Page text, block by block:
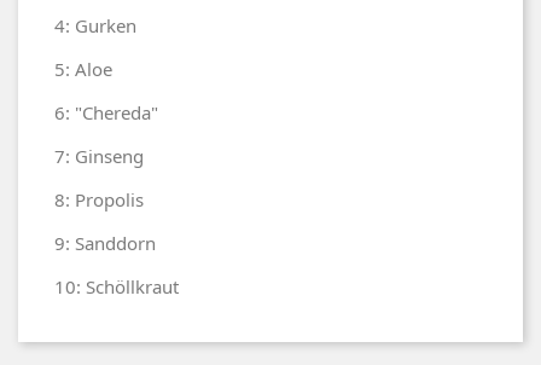
4: Gurken
5: Aloe
6: "Chereda"
7: Ginseng
8: Propolis
9: Sanddorn
10: Schöllkraut